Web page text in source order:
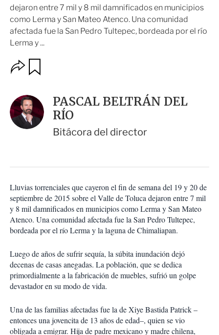
dejaron entre 7 mil y 8 mil damnificados en municipios
como Lerma y San Mateo Atenco. Una comunidad
afectada fue la San Pedro Tultepec, bordeada por el río
Lerma y ...
O
p
o
n
e
s
o
a
r
t
i
r
a
r
PASCAL BELTRÁN DEL
RÍO
Bitácora del director
Lluvias torrenciales que cayeron el fin de semana del 19 y 20 de
septiembre de 2015 sobre el Valle de Toluca dejaron entre 7 mil
y 8 mil damnificados en municipios como Lerma y San Mateo
Atenco. Una comunidad afectada fue la San Pedro Tultepec,
bordeada por el río Lerma y la laguna de Chimaliapan.
Luego de años de sufrir sequía, la súbita inundación dejó
decenas de casas anegadas. La población, que se dedica
primordialmente a la fabricación de muebles, sufrió un golpe
devastador en su modo de vida.
Una de las familias afectadas fue la de Xiye Bastida Patrick –
entonces una jovencita de 13 años de edad–, quien se vio
obligada a emigrar. Hija de padre mexicano y madre chilena,